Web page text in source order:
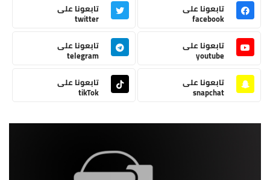
تابعونا على
facebook
تابعونا على
twitter
تابعونا على
youtube
تابعونا على
telegram
تابعونا على
snapchat
تابعونا على
tikTok